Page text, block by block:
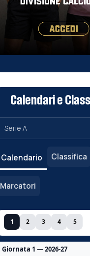
Calendari e
Calendario Classifica
Marcatori
1 2 3 4 5
Giornata 1 — 2026-27